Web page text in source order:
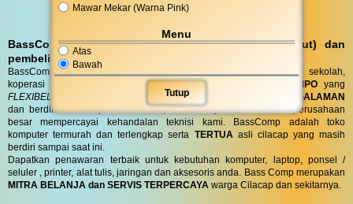
Mawar Mekar (Warna Pink)
Menu
Atas
Bawah
Tutup
BassComp melayani servis kunjungan (antar jemput) dan
pembelian DO (Delivery Order)
BassComp juga melayani servis dan penjualan untuk instansi, sekolah,
koperasi dan perusahaan denganTENOR PEMBAYARAN TEMPO yang
FLEXIBEL
sesuai kebutuhan anda. Toko BassComp telah
BERPENGALAMAN
dan berdiri selama puluhan tahun, telah banyak instansi dan perusahaan
besar mempercayai kehandalan teknisi kami. BassComp adalah toko
komputer termurah dan terlengkap serta TERTUAasli cilacap yang masih
berdiri sampai saat ini.
Dapatkan penawaran terbaik untuk kebutuhan komputer, laptop, ponsel /
seluler , printer, alat tulis, jaringan dan aksesoris anda. Bass Comp merupakan
MITRA BELANJA dan SERVIS TERPERCAYA warga Cilacap dan sekitarnya.